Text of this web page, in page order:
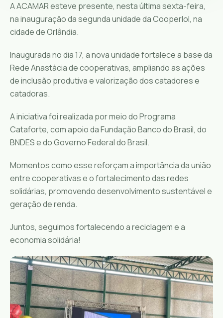
A ACAMAR esteve presente, nesta última sexta-feira,
na inauguração da segunda unidade da Cooperlol, na
cidade de Orlândia.
Inaugurada no dia 17, a nova unidade fortalece a base da
Rede Anastácia de cooperativas, ampliando as ações
de inclusão produtiva e valorização dos catadores e
catadoras.
A iniciativa foi realizada por meio do Programa
Cataforte, com apoio da Fundação Banco do Brasil, do
BNDES e do Governo Federal do Brasil.
Momentos como esse reforçam a importância da união
entre cooperativas e o fortalecimento das redes
solidárias, promovendo desenvolvimento sustentável e
geração de renda.
Juntos, seguimos fortalecendo a reciclagem e a
economia solidária!